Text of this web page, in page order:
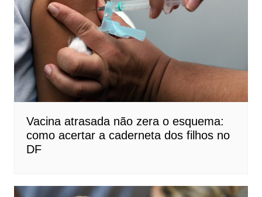
Vacina atrasada não zera o esquema:
como acertar a caderneta dos filhos no
DF